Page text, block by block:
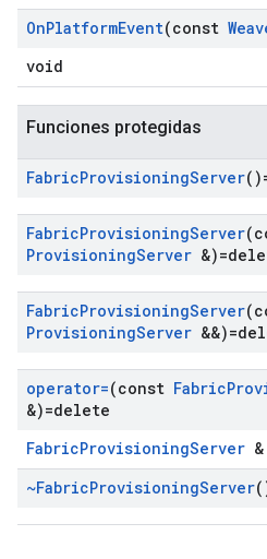
OnPlatformEvent(const
void
Funciones protegidas
FabricProvisioningServer
FabricProvisioningServer
ProvisioningServer
FabricProvisioningServer
ProvisioningServer
operator=(const Fabric
&)=delete
FabricProvisioningServer &
~FabricProvisioningServer